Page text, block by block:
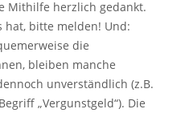
Mithilfe herzlich gedankt.
hat, bitte melden! Und:
die
bleiben manche
unverständlich (z.B.
„Vergunstgeld“). Die